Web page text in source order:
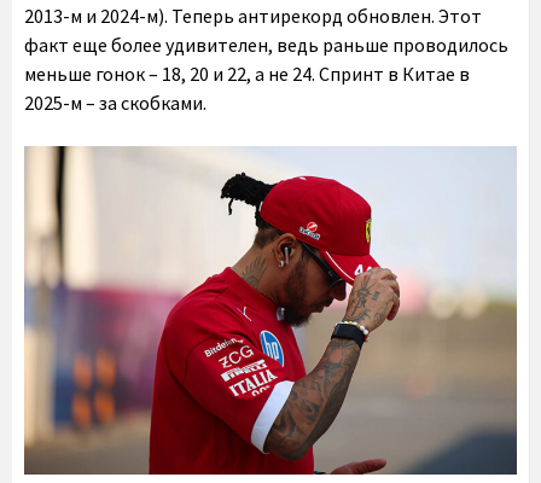
2013-м и 2024-м). Теперь антирекорд обновлен. Этот
факт еще более удивителен, ведь раньше проводилось
меньше гонок – 18, 20 и 22, а не 24. Спринт в Китае в
2025-м – за скобками.